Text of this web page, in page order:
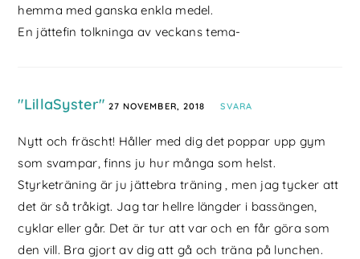
hemma med ganska enkla medel.
En jättefin tolkninga av veckans tema-
"LillaSyster" 27 NOVEMBER, 2018 SVARA
Nytt och fräscht! Håller med dig det poppar upp gym
som svampar, finns ju hur många som helst.
Styrketräning är ju jättebra träning , men jag tycker att
det är så tråkigt. Jag tar hellre längder i bassängen,
cyklar eller går. Det är tur att var och en får göra som
den vill. Bra gjort av dig att gå och träna på lunchen.